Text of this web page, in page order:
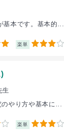
基本です。基本的...
楽単 3
生
のやり方や基本に...
楽単 3